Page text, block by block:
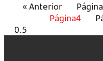
« Anterior Página
Página4